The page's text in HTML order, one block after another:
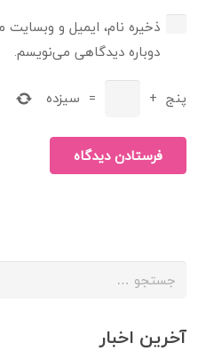
ذخیره نام، ایمیل و وبسایت
دوباره دیدگاهی می‌نویسم.
پنج +
= سیزده
فرستادن دیدگاه
جستجو
آخرین اخبار